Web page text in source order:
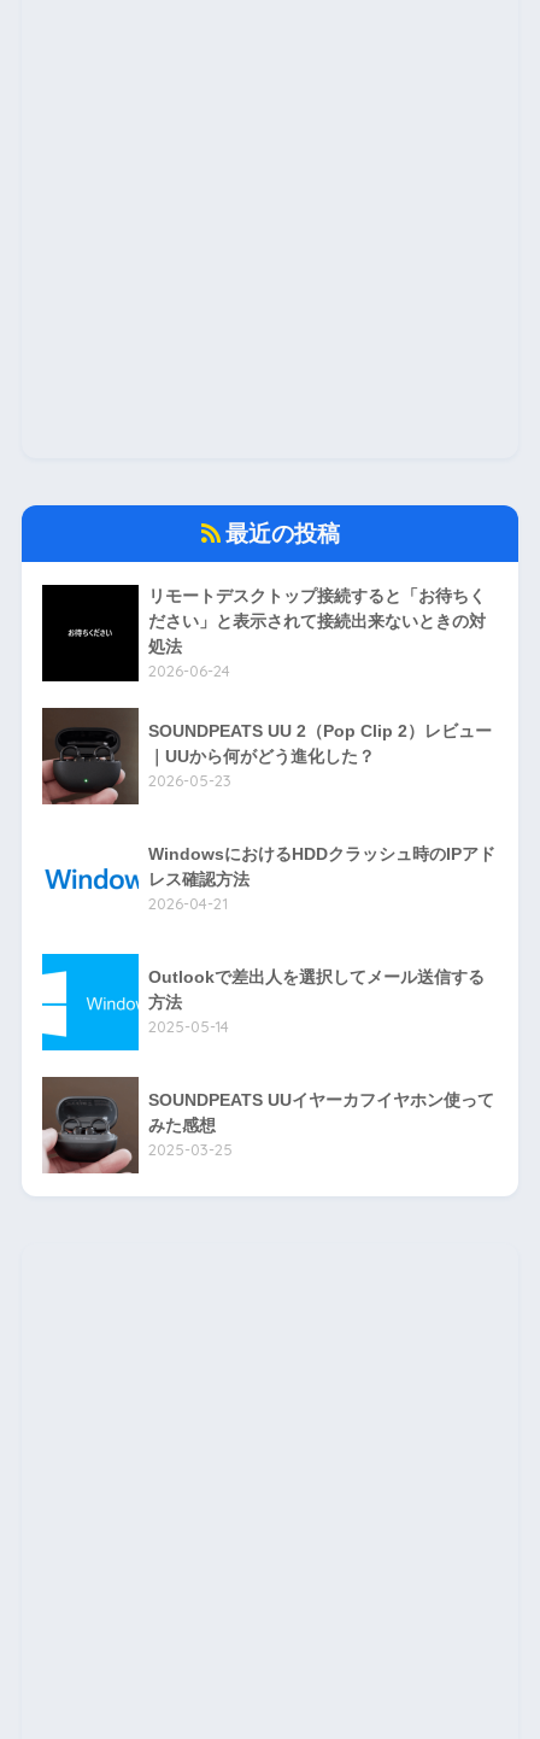
最近の投稿
リモートデスクトップ接続すると「お待ちく
ださい」と表示されて接続出来ないときの対
処法
2026-06-24
SOUNDPEATS UU 2（Pop Clip 2）レビュー
｜UUから何がどう進化した？
2026-05-23
WindowsにおけるHDDクラッシュ時のIPアド
レス確認方法
2026-04-21
Outlookで差出人を選択してメール送信する
方法
2025-05-14
SOUNDPEATS UUイヤーカフイヤホン使って
みた感想
2025-03-25